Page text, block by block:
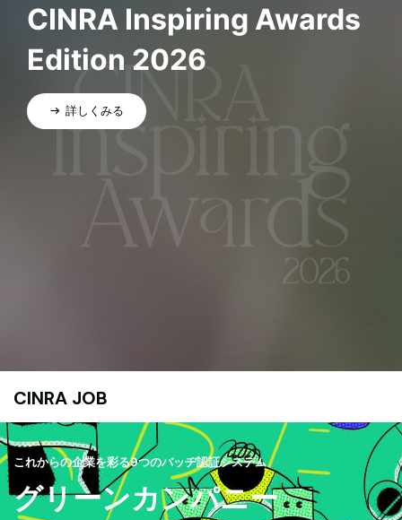
CINRA Inspiring Awards
Edition 2026
詳しくみる
CINRA JOB
これからの企業を彩る9つのバッヂ認証システム
グリーンカンパニー